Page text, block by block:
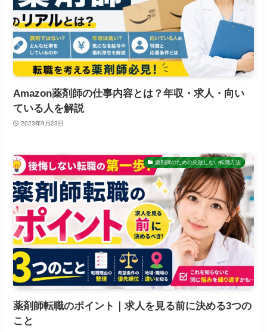
Amazon薬剤師の仕事内容とは？年収・求人・向い
ている人を解説
2023年9月23日
薬剤師のための失敗しない転職方法
薬剤師転職のポイント｜求人を見る前に決める3つの
こと